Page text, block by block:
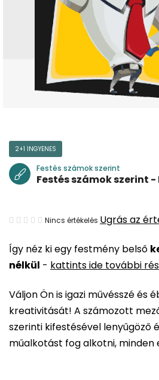
Így néz ki egy festmény belső
nélkül - kattints ide további
Váljon Ön is igazi művésszé és
kreativitását! A számozott
szerinti kifestésével lenyűgöző
műalkotást fog alkotni, minden
2+1 INGYENES
Festés számok szerint
Festés számok szerint
A
átlagos
értékelése
ből
0,0
csillag.
Nincs értékelés Ugrás az